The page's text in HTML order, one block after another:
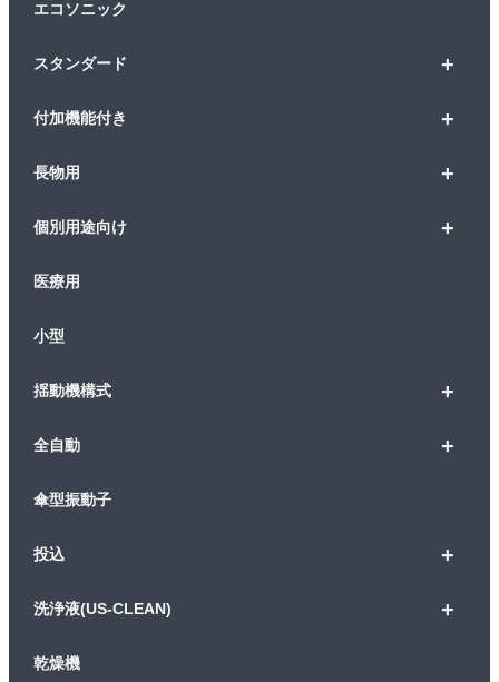
エコソニック
+
スタンダード
+
付加機能付き
+
長物用
+
個別用途向け
医療用
小型
+
揺動機構式
+
全自動
傘型振動子
+
投込
+
洗浄液(US-CLEAN)
乾燥機